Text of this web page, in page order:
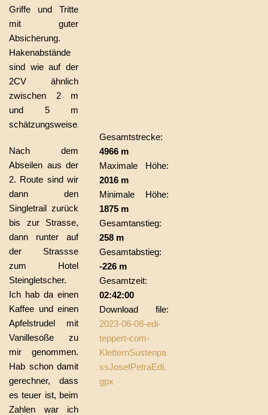
Griffe und Tritte
mit guter
Absicherung.
Hakenabstände
sind wie auf der
2CV ähnlich
zwischen 2 m
und 5 m
schätzungsweise.
Nach dem
Abseilen aus der
2. Route sind wir
dann den
Singletrail zurück
bis zur Strasse,
dann runter auf
der Strassse
zum Hotel
Steingletscher.
Ich hab da einen
Kaffee und einen
Apfelstrudel mit
Vanillesoße zu
mir genommen.
Hab schon damit
gerechner, dass
es teuer ist, beim
Zahlen war ich
Gesamtstrecke:
4966 m
Maximale Höhe:
2016 m
Minimale Höhe:
1875 m
Gesamtanstieg:
258 m
Gesamtabstieg:
-226 m
Gesamtzeit:
02:42:00
Download file:
2023-06-08-edi-
teppert-com-
KletternSustenpa
ssJosefPetraEdi.
gpx